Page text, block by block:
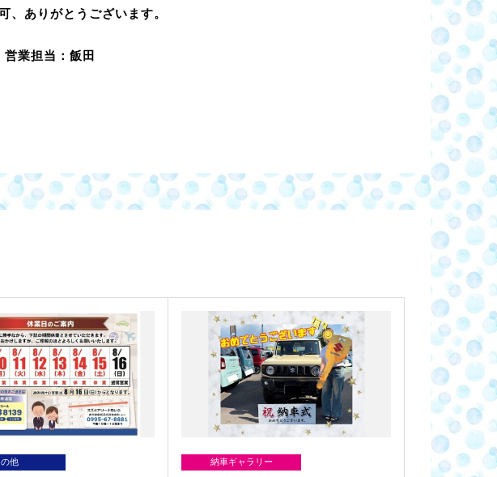
、ありがとうございます。
営業担当：飯田
他 納車ギャラリー